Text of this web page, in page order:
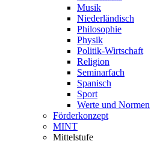
Musik
Niederländisch
Philosophie
Physik
Politik-Wirtschaft
Religion
Seminarfach
Spanisch
Sport
Werte und Normen
Förderkonzept
MINT
Mittelstufe